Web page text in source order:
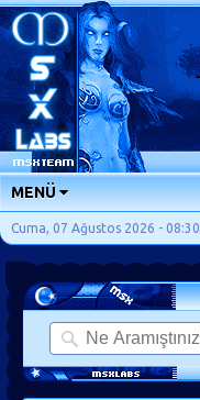
MENÜ
ANA SAYFA
FORUMLAR
SORU-CEVAP
GÜNLÜKLER
SON MESAJLAR
Cuma, 07 Ağustos 2026 - 08:30